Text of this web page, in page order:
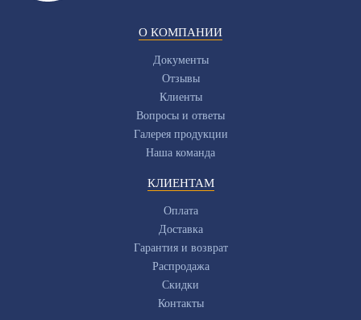
О КОМПАНИИ
Документы
Отзывы
Клиенты
Вопросы и ответы
Галерея продукции
Наша команда
КЛИЕНТАМ
Оплата
Доставка
Гарантия и возврат
Распродажа
Скидки
Контакты